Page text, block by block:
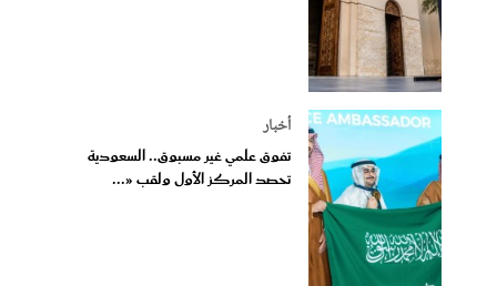
أخبار
تفوق علمي غير مسبوق.. السعودية
تحصد المركز الأول ولقب «...